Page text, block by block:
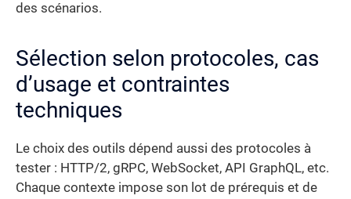
des scénarios.
Sélection selon protocoles, cas
d’usage et contraintes
techniques
Le choix des outils dépend aussi des protocoles à
tester : HTTP/2, gRPC, WebSocket, API GraphQL, etc.
Chaque contexte impose son lot de prérequis et de